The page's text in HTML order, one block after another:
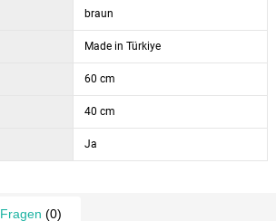
braun
Made in Türkiye
60 cm
40 cm
Ja
Fragen (0)